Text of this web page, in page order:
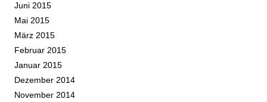
Juni 2015
Mai 2015
März 2015
Februar 2015
Januar 2015
Dezember 2014
November 2014